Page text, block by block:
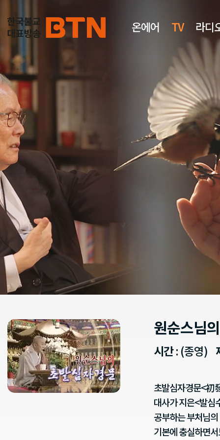
온에어 TV 라디
원순스님
시간: (종영)
초발심자경문<初
대사가 지은<발
공부하는 부처님
기본에 충실하면